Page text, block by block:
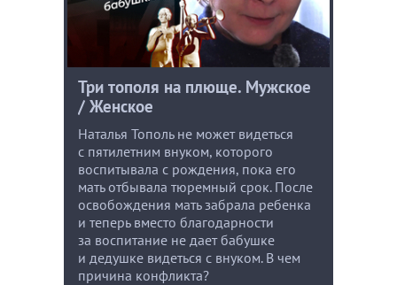
Три тополя на плюще. Мужское
/ Женское
Наталья Тополь не может видеться
с пятилетним внуком, которого
воспитывала с рождения, пока его
мать отбывала тюремный срок. После
освобождения мать забрала ребенка
и теперь вместо благодарности
за воспитание не дает бабушке
и дедушке видеться с внуком. В чем
причина конфликта?